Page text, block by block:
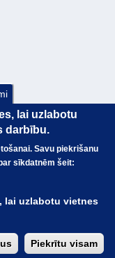
KURSS
BUJ
PAZIŅOJUMS
lai uzlabotu
darbību.
Savu piekrišanu
sīkdatnēm šeit:
lai uzlabotu vietnes
Piekrītu visam